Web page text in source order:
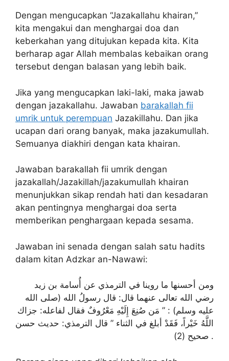
Dengan mengucapkan “Jazakallahu khairan,”
kita mengakui dan menghargai doa dan
keberkahan yang ditujukan kepada kita. Kita
berharap agar Allah membalas kebaikan orang
tersebut dengan balasan yang lebih baik.
Jika yang mengucapkan laki-laki, maka jawab
dengan jazakallahu. Jawaban barakallah fii
umrik untuk perempuan Jazakillahu. Dan jika
ucapan dari orang banyak, maka jazakumullah.
Semuanya diakhiri dengan kata khairan.
Jawaban barakallah fii umrik dengan
jazakallah/Jazakillah/jazakumullah khairan
menunjukkan sikap rendah hati dan kesadaran
akan pentingnya menghargai doa serta
memberikan penghargaan kepada sesama.
Jawaban ini senada dengan salah satu hadits
dalam kitan Adzkar an-Nawawi:
ومن أحسنها ما روينا في الترمذي عن أُسامة بن زيد
رضي الله تعالى عنهما قال: قال رسولُ الله (صلى الله
عليه وسلم) : ” مَن صُنِعَ إِلَيْهِ مَعْرُوفٌ فقال لفاعله: جزاك
اللَّهُ خَيْراً، فَقَدْ أبلغ في الثناء ” قال الترمذي: حديث حسن
صحيح (2) .